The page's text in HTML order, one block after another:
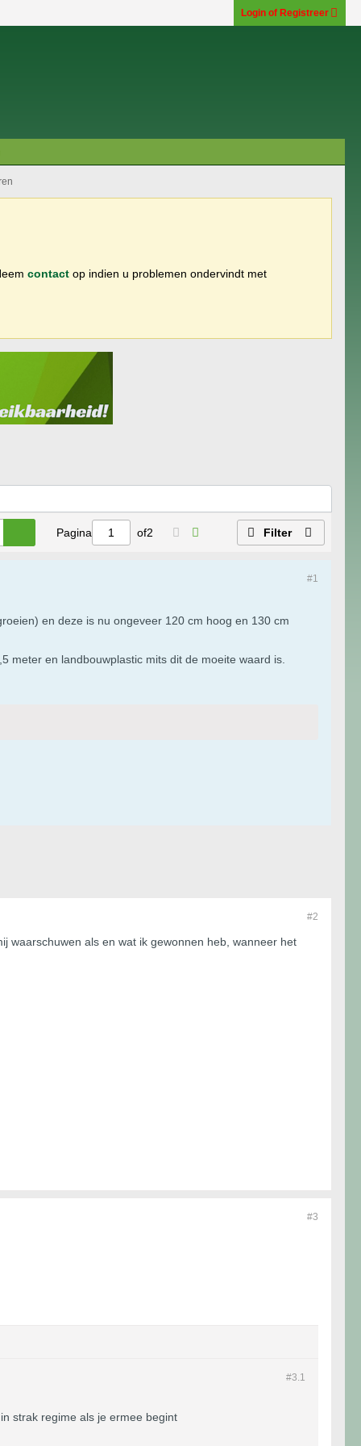
Login of Registreer
contact op indien u problemen ondervindt met
Pagina of2 Filter
#1
en deze is nu ongeveer 120 cm hoog en 130 cm
meter en landbouwplastic mits dit de moeite waard is.
#2
waarschuwen als en wat ik gewonnen heb, wanneer het
#3
#3.1
strak regime als je ermee begint